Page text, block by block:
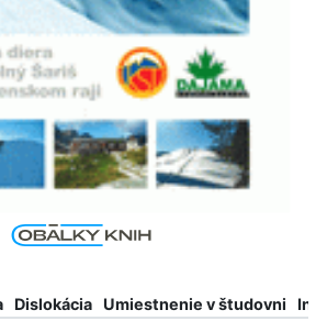
Dislokácia Umiestnenie v študovni
Info